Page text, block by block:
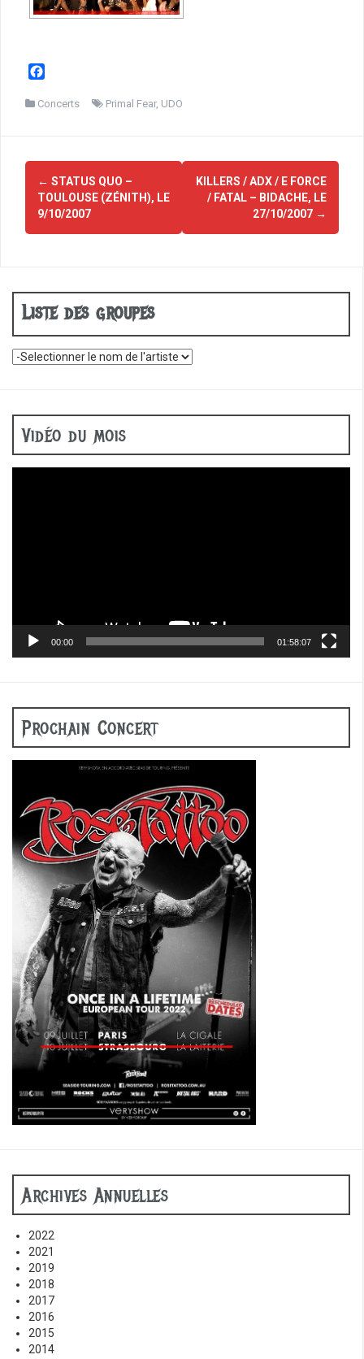
c
k
Concerts Primal Fear, UDO
Navigation
d'article
← STATUS QUO –
TOULOUSE (ZÉNITH), LE
9/10/2007
KILLERS / ADX / E FORCE
/ FATAL – BIDACHE, LE
27/10/2007 →
Liste des groupes
Vidéo du mois
00:00 01:58:07
Prochain Concert
Archives Annuelles
2022
2021
2019
2018
2017
2016
2015
2014